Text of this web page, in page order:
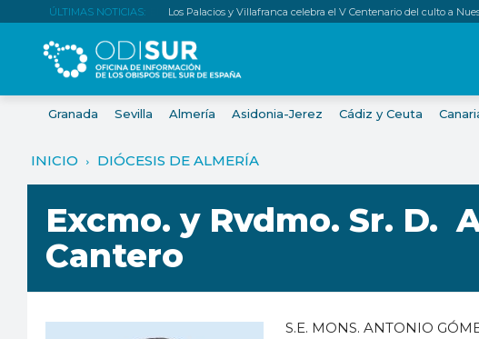
ÚLTIMAS NOTICIAS: Los Palacios y Villafranca celebra el V Centenario del culto a
Granada Sevilla Almería Asidonia-Jerez Cádiz y Ceuta
INICIO DIÓCESIS DE ALMERÍA
Excmo. y Rvdmo. Sr. D.
Cantero
S.E. MONS. ANTONIO